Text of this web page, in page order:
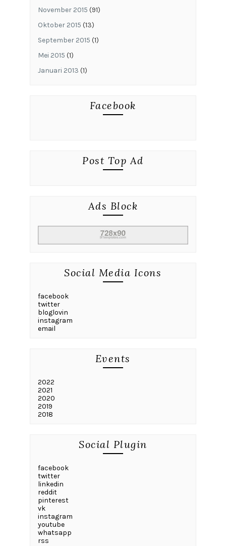
November 2015 (91)
Oktober 2015 (13)
September 2015 (1)
Mei 2015 (1)
Januari 2013 (1)
Facebook
Post Top Ad
Ads Block
Social Media Icons
facebook
twitter
bloglovin
instagram
email
Events
2022
2021
2020
2019
2018
Social Plugin
facebook
twitter
linkedin
reddit
pinterest
vk
instagram
youtube
whatsapp
rss